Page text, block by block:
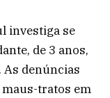
investiga se
de 3 anos,
As denúncias
tratos em